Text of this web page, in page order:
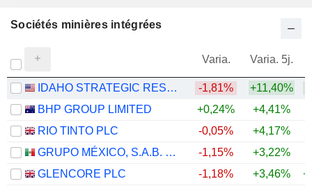
Sociétés minières intégrées
Varia. Varia. 5j.
IDAHO STRATEGIC RESOURCES, INC. -1,81% +11,40%
BHP GROUP LIMITED
+0,24% +4,41%
RIO TINTO PLC
-0,05% +4,17%
GRUPO MÉXICO, S.A.B. DE C.V.
-1,15% +3,22%
GLENCORE PLC
-1,18% +3,46%